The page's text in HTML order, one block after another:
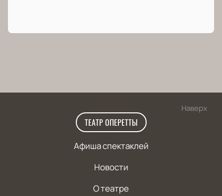
Наверх
ТЕАТР ОПЕРЕТТЫ
Афиша спектаклей
Новости
О театре